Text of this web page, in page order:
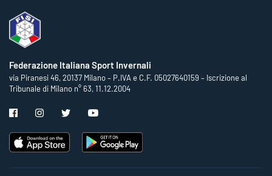
Federazione Italiana Sport Invernali
via Piranesi 46, 20137 Milano – P.IVA e C.F. 05027640159 – Iscrizione al
Tribunale di Milano n° 63, 11.12.2004